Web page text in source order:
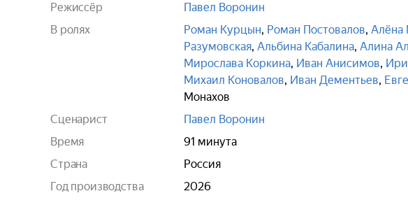
Режиссёр
Павел Воронин
В ролях
Роман Курцын, Роман Постовалов, Алёна
Разумовская, Альбина Кабалина, Алина
Мирослава Коркина, Иван Анисимов,
Михаил Коновалов, Иван Дементьев,
Монахов
Сценарист
Павел Воронин
Время
91 минута
Страна
Россия
Год производства
2026